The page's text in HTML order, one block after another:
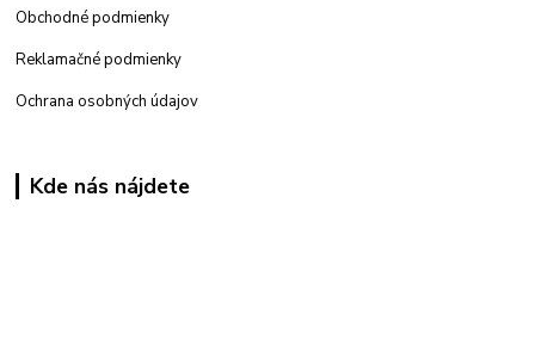
Obchodné podmienky
Reklamačné podmienky
Ochrana osobných údajov
Kde nás nájdete